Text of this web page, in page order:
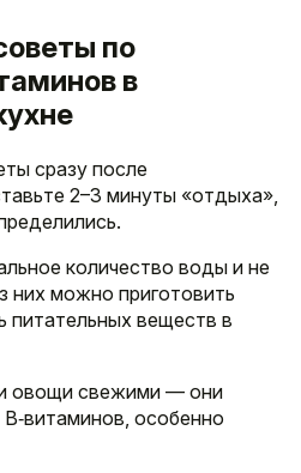
по
в
сразу после
2–3 минуты «отдыха»,
количество воды и не
них можно приготовить
питательных веществ в
овощи свежими — они
особенно